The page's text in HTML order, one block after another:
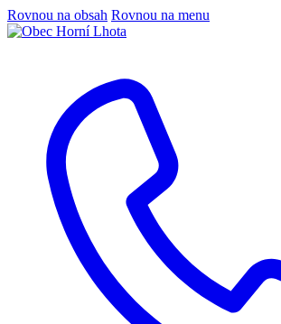
Rovnou na obsah Rovnou na menu